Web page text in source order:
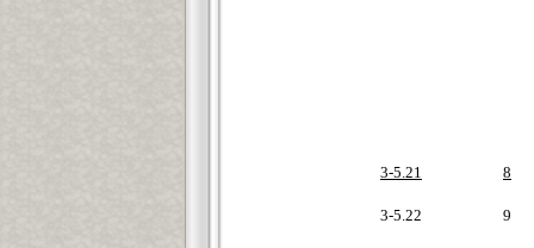
3-5.21 8
3-5.22 9